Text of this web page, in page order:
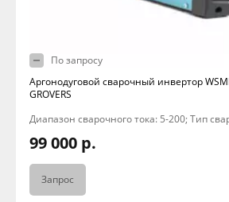
По запросу
Аргонодуговой сварочный инвертор
GROVERS
Диапазон сварочного тока: 5-200; Тип
99 000 р.
Запрос